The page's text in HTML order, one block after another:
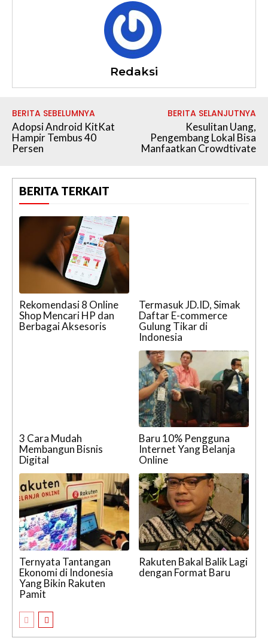
Redaksi
BERITA SEBELUMNYA
Adopsi Android KitKat
Hampir Tembus 40
Persen
BERITA SELANJUTNYA
Kesulitan Uang,
Pengembang Lokal Bisa
Manfaatkan Crowdtivate
BERITA TERKAIT
Rekomendasi 8 Online
Shop Mencari HP dan
Berbagai Aksesoris
Termasuk JD.ID, Simak
Daftar E-commerce
Gulung Tikar di
Indonesia
3 Cara Mudah
Membangun Bisnis
Digital
Baru 10% Pengguna
Internet Yang Belanja
Online
Ternyata Tantangan
Ekonomi di Indonesia
Yang Bikin Rakuten
Pamit
Rakuten Bakal Balik Lagi
dengan Format Baru